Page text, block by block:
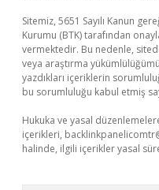
Sitemiz, 5651 Sayılı Kanun
Kurumu (BTK) tarafından
vermektedir. Bu nedenle,
veya araştırma
yazdıkları içeriklerin
bu sorumluluğu kabul etmiş
Hukuka ve yasal
içerikleri,
halinde, ilgili içerikler yasal